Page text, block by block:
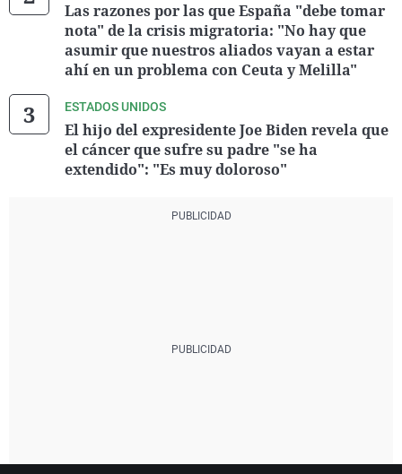
Las razones por las que España "debe tomar
nota" de la crisis migratoria: "No hay que
asumir que nuestros aliados vayan a estar
ahí en un problema con Ceuta y Melilla"
ESTADOS UNIDOS
El hijo del expresidente Joe Biden revela que
el cáncer que sufre su padre "se ha
extendido": "Es muy doloroso"